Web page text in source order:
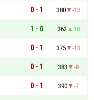
0 - 1 380
-13
1 - 0 362
18
0 - 1 375
-13
0 - 1 383
-8
0 - 1 390
-7